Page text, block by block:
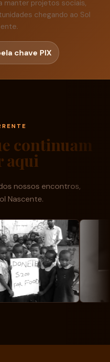
manter projetos sociais,
chegando ao Sol
chave PIX
continuam
aqui
nossos encontros,
Nascente.